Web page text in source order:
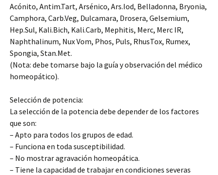
Acónito, Antim.Tart, Arsénico, Ars.Iod, Belladonna, Bryonia,
Camphora, Carb.Veg, Dulcamara, Drosera, Gelsemium,
Hep.Sul, Kali.Bich, Kali.Carb, Mephitis, Merc, Merc IR,
Naphthalinum, Nux Vom, Phos, Puls, RhusTox, Rumex,
Spongia, Stan.Met.
(Nota: debe tomarse bajo la guía y observación del médico
homeopático).
Selección de potencia:
La selección de la potencia debe depender de los factores
que son:
– Apto para todos los grupos de edad.
– Funciona en toda susceptibilidad.
– No mostrar agravación homeopática.
– Tiene la capacidad de trabajar en condiciones severas